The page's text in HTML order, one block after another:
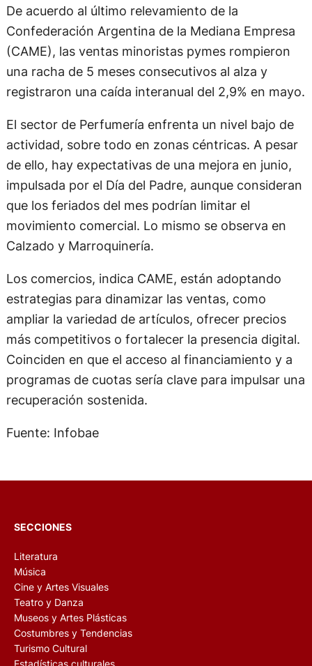
De acuerdo al último relevamiento de la
Confederación Argentina de la Mediana Empresa
(CAME), las ventas minoristas pymes rompieron
una racha de 5 meses consecutivos al alza y
registraron una caída interanual del 2,9% en mayo.
El sector de Perfumería enfrenta un nivel bajo de
actividad, sobre todo en zonas céntricas. A pesar
de ello, hay expectativas de una mejora en junio,
impulsada por el Día del Padre, aunque consideran
que los feriados del mes podrían limitar el
movimiento comercial. Lo mismo se observa en
Calzado y Marroquinería.
Los comercios, indica CAME, están adoptando
estrategias para dinamizar las ventas, como
ampliar la variedad de artículos, ofrecer precios
más competitivos o fortalecer la presencia digital.
Coinciden en que el acceso al financiamiento y a
programas de cuotas sería clave para impulsar una
recuperación sostenida.
Fuente: Infobae
SECCIONES
Literatura
Música
Cine y Artes Visuales
Teatro y Danza
Museos y Artes Plásticas
Costumbres y Tendencias
Turismo Cultural
Estadísticas culturales